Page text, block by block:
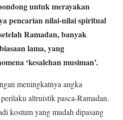
untuk merayakan
pencarian nilai-nilai spiritual
Ramadan, banyak
lama, yang
‘kesalehan musiman’.
meningkatnya angka
altruistik pasca-Ramadan.
kostum yang mudah dipasang